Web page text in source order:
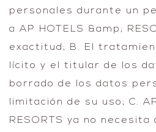
personales durante un
a AP HOTELS &amp;
exactitud; B. El
lícito y el titular de los
borrado de los datos
limitación de su uso; C.
RESORTS ya no